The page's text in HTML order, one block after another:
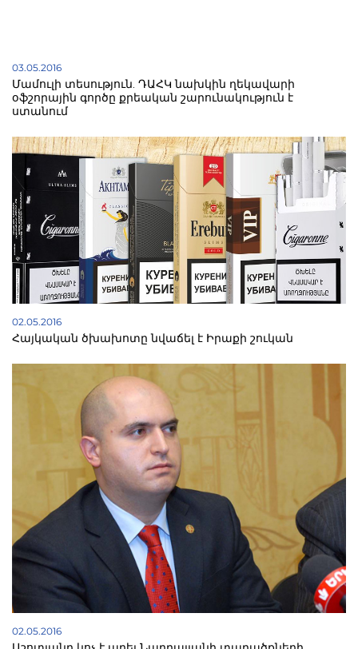
03.05.2016
Մամուլի տեսություն. ԴԱՀԿ նախկին ղեկավարի
օֆշորային գործը քրեական շարունակություն է
ստանում
02.05.2016
Հայկական ծխախոտը նվաճել է Իրաքի շուկան
02.05.2016